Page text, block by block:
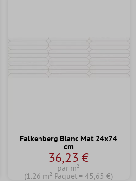
Falkenberg Blanc Mat 24x74
cm
36,23 €
par m²
(1.26 m² Paquet = 45,65 €)